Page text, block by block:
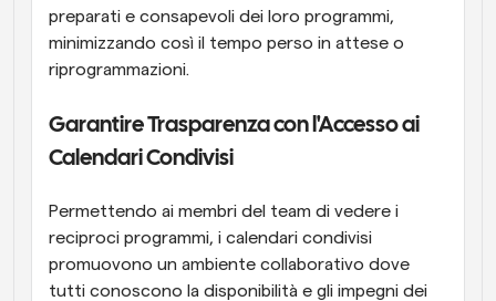
preparati e consapevoli dei loro programmi,
minimizzando così il tempo perso in attese o
riprogrammazioni.
Garantire Trasparenza con l'Accesso ai
Calendari Condivisi
Permettendo ai membri del team di vedere i
reciproci programmi, i calendari condivisi
promuovono un ambiente collaborativo dove
tutti conoscono la disponibilità e gli impegni dei